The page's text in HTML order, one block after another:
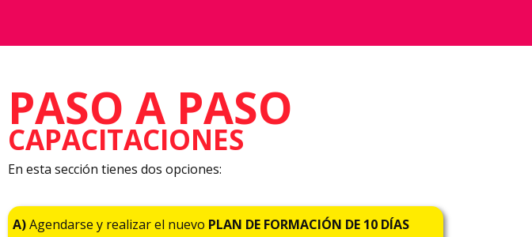
PASO A PASO
CAPACITACIONES
En esta sección tienes dos opciones:
A)Agendarse y realizar el nuevo PLAN DE FORMACIÓN DE 10 DÍAS